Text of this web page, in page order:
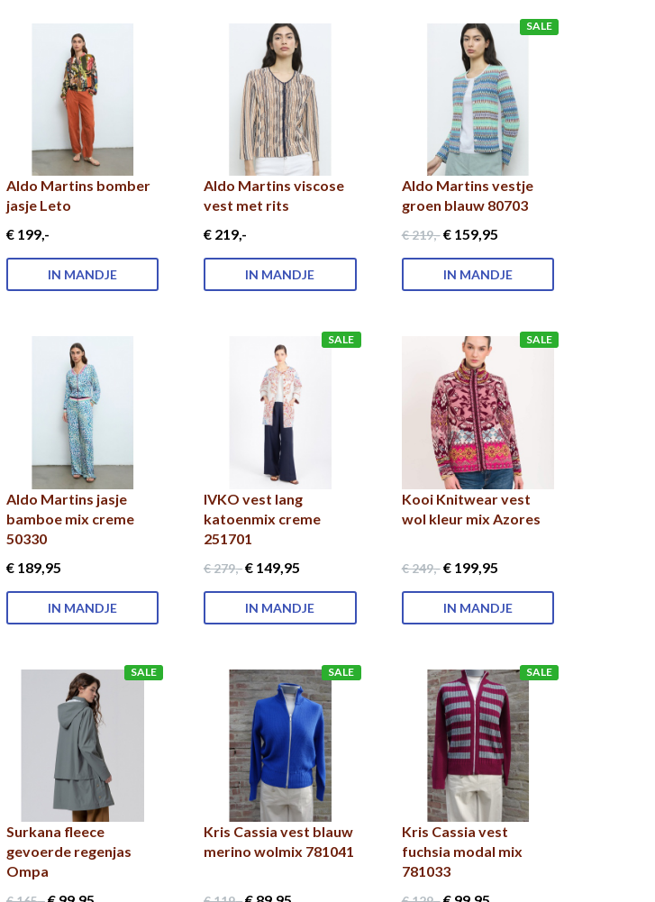
Aldo Martins bomber
jasje Leto
€ 199,-
IN MANDJE
Aldo Martins viscose
vest met rits
€ 219,-
IN MANDJE
SALE
Aldo Martins vestje
groen blauw 80703
€ 219,-€ 159,95
IN MANDJE
Aldo Martins jasje
bamboe mix creme
50330
€ 189,95
IN MANDJE
SALE
IVKO vest lang
katoenmix creme
251701
€ 279,-€ 149 ,95
IN MANDJE
SALE
Kooi Knitwear vest
wol kleur mix Azores
€ 249,-€ 199,95
IN MANDJE
SALE
Surkana fleece
gevoerde regenjas
Ompa
SALE
Kris Cassia vest blauw
merino wolmix 781041
SALE
Kris Cassia vest
fuchsia modal mix
781033